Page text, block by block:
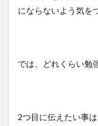
にならないよう気を
では、どれくらい勉
2つ目に伝えたい事は